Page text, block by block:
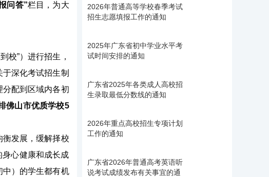
问答”栏目，为大
校”）进行招生，
深化考试招生制
分配到区域内各初
佛山市优质学校5
发展，缓解择校
身心健康和成长成
中）的学生都有机
2026年普通高等学校春季考试
招生志愿填报工作的通知
2025年广东省初中学业水平考
试时间安排的通知
广东省2025年各类成人高校招
生录取最低分数线的通知
2026年重点高校招生专项计划
工作的通知
广东省2026年普通高考英语听
说考试成绩发布有关事宜的通